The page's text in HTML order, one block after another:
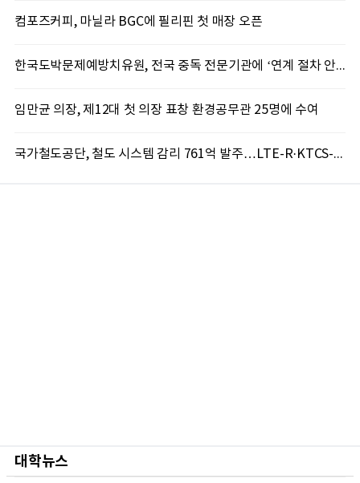
컴포즈커피, 마닐라 BGC에 필리핀 첫 매장 오픈
한국도박문제예방치유원, 전국 중독 전문기관에 ‘연계 절차 안내서’배포
임만균 의장, 제12대 첫 의장 표창 환경공무관 25명에 수여
국가철도공단, 철도 시스템 감리 761억 발주…LTE-R·KTCS-2 구축 속도
대학뉴스